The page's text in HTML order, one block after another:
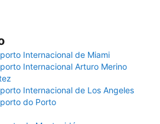
Internacional de Miami
Internacional Arturo Merino
Internacional de Los Angeles
do Porto